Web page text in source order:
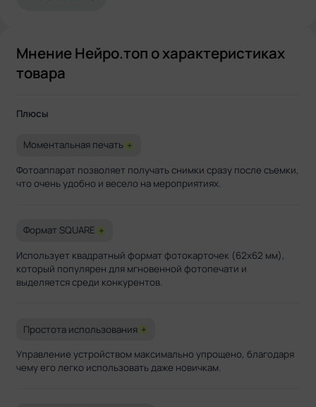
Мнение Нейро.топ о характеристиках
товара
Плюсы
Моментальная печать +
Фотоаппарат позволяет получать снимки сразу после съемки,
что очень удобно и весело на мероприятиях.
Формат SQUARE +
Использует квадратный формат фотокарточек (62x62 мм),
который популярен для мгновенной фотопечати и
выделяется среди конкурентов.
Простота использования +
Управление устройством максимально упрощено, благодаря
чему его легко использовать даже новичкам.